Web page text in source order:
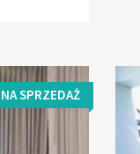
NA SPRZEDAŻ